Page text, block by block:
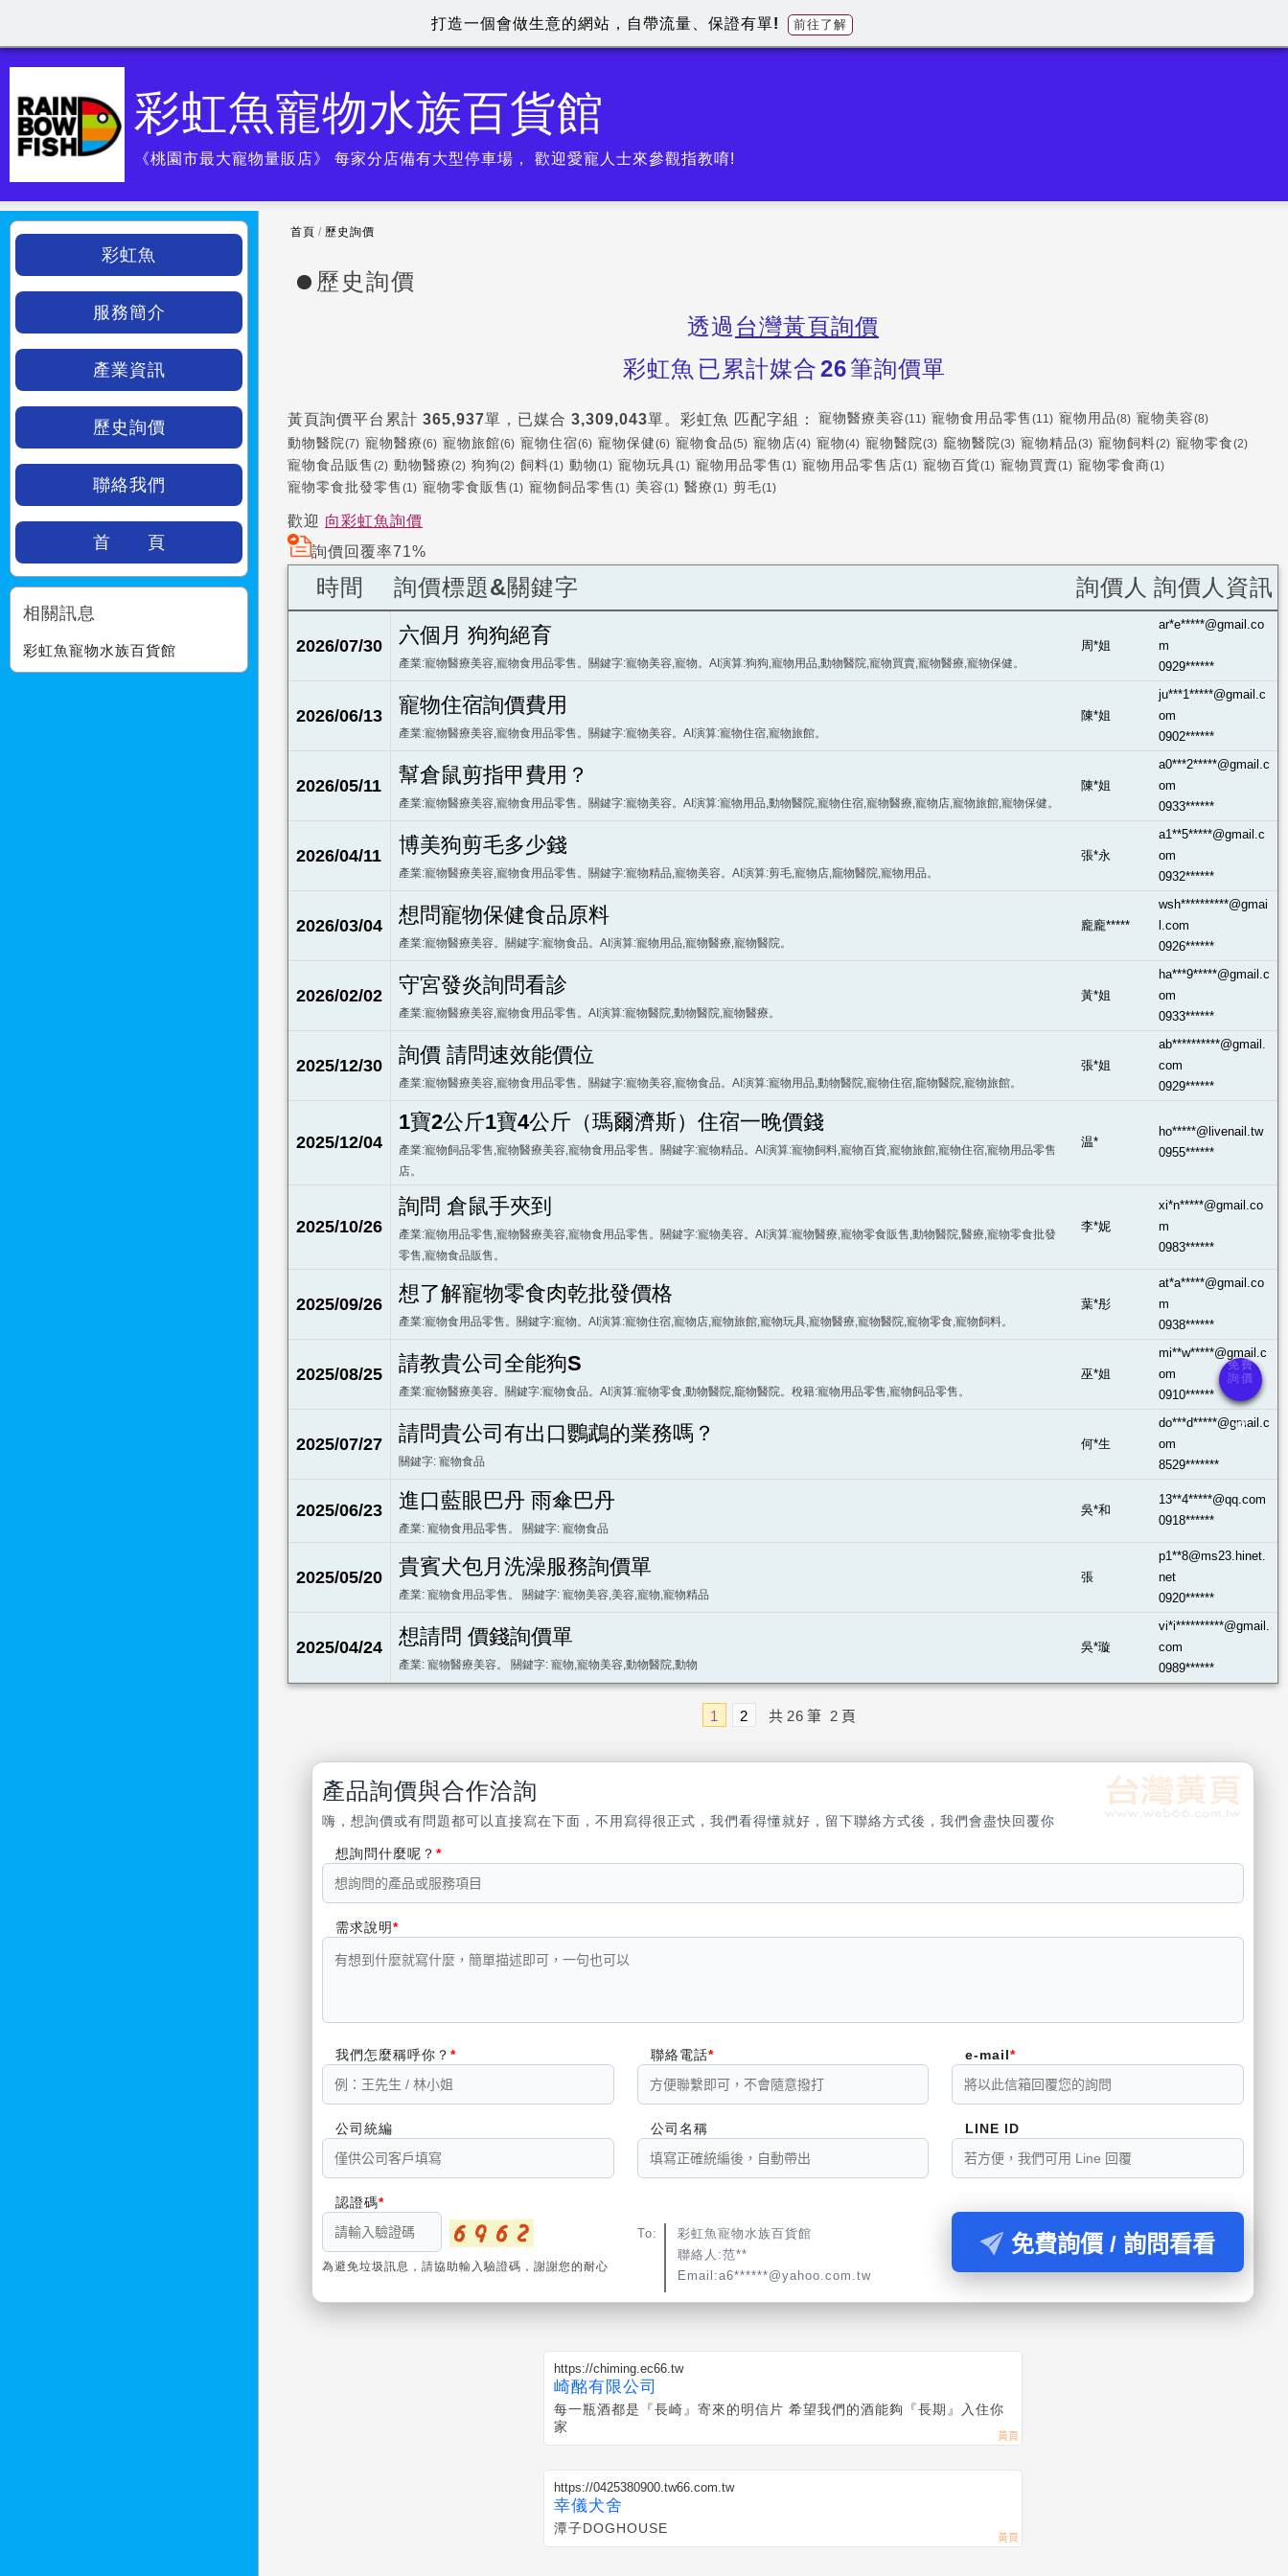
彩虹魚寵物水族百貨館
《桃園市最大寵物量販店》 每家分店備有大型停車場， 歡迎愛寵人士來參觀指教唷!
首頁 / 歷史詢價
歷史詢價
透過 台灣黃頁詢價
彩虹魚 已累計媒合26筆詢價單
黃頁詢價平台累計 365,937單，已媒合 3,309,043單。 彩虹魚 匹配字組： 寵物醫療美容(11) 寵物食用品零售 (11) 寵物用品(8) 寵物美容(8)
動物醫院(7) 寵物醫療(6) 寵物旅館(6) 寵物住宿(6) 寵物保健(6) 寵物食品(5) 寵物店(4) 寵物(4) 寵物醫院(3) 竉物醫院(3) 寵物精品(3) 寵物飼料(2) 寵物零食(2)
寵物食品販售 (2) 動物醫療(2) 狗狗(2) 飼料(1) 動物(1) 寵物玩具(1) 寵物用品零售 (1) 寵物用品零售店(1) 寵物百貨(1) 寵物買賣(1) 寵物零食商(1)
寵物零食批發零售 (1) 寵物零食販售 (1) 寵物飼品零售 (1) 美容(1) 醫療(1) 剪毛(1)
歡迎 向彩虹魚詢價
詢價回覆率71%
時間 詢價標題&關鍵字 詢價人 詢價人資訊
2026/07/30 六個月 狗狗絕育
產業:寵物醫療美容,寵物食用品零售。關鍵字:寵物美容,寵物。AI演算:狗狗,寵物用品,動物醫院,寵物買賣,寵物醫療,寵物保健。
周*姐
ar*e*****@gmail.co
m
0929******
2026/06/13 寵物住宿詢價費用
產業:寵物醫療美容,寵物食用品零售。關鍵字:寵物美容。AI演算:寵物住宿,寵物旅館。
陳*姐
ju***1*****@gmail.c
om
0902******
2026/05/11 幫倉鼠剪指甲費用？
產業:寵物醫療美容,寵物食用品零售。關鍵字:寵物美容。AI演算:寵物用品,動物醫院,寵物住宿,寵物醫療,寵物店,寵物旅館,寵物保健。
陳*姐
a0***2*****@gmail.c
om
0933******
2026/04/11 博美狗剪毛多少錢
產業:寵物醫療美容,寵物食用品零售。關鍵字:寵物精品,寵物美容。AI演算:剪毛,寵物店,竉物醫院,寵物用品。
張*永
a1**5*****@gmail.c
om
0932******
2026/03/04 想問寵物保健食品原料
產業:寵物醫療美容。關鍵字:寵物食品。AI演算:寵物用品,寵物醫療,寵物醫院。
龐龐*****
wsh**********@gmai
l.com
0926******
2026/02/02 守宮發炎詢問看診
產業:寵物醫療美容,寵物食用品零售。AI演算:寵物醫院,動物醫院,寵物醫療。
黃*姐
ha***9*****@gmail.c
om
0933******
2025/12/30 詢價 請問速效能價位
產業:寵物醫療美容,寵物食用品零售。關鍵字:寵物美容,寵物食品。AI演算:寵物用品,動物醫院,寵物住宿,竉物醫院,寵物旅館。
張*姐
ab**********@gmail.
com
0929******
2025/12/04
1寶2公斤1寶4公斤（瑪爾濟斯）住宿一晚價錢
產業:寵物飼品零售,寵物醫療美容,寵物食用品零售。關鍵字:寵物精品。AI演算:寵物飼料,寵物百貨,寵物旅館,寵物住宿,寵物用品零售
店。
温*
ho*****@livenail.tw
0955******
2025/10/26
詢問 倉鼠手夾到
產業:寵物用品零售,寵物醫療美容,寵物食用品零售。關鍵字:寵物美容。AI演算:寵物醫療,寵物零食販售,動物醫院,醫療,寵物零食批發
零售,寵物食品販售。
李*妮
xi*n*****@gmail.co
m
0983******
2025/09/26 想了解寵物零食肉乾批發價格
產業:寵物食用品零售。關鍵字:寵物。AI演算:寵物住宿,寵物店,寵物旅館,寵物玩具,寵物醫療,寵物醫院,寵物零食,寵物飼料。
葉*彤
at*a*****@gmail.co
m
0938******
2025/08/25 請教貴公司全能狗S
產業:寵物醫療美容。關鍵字:寵物食品。AI演算:寵物零食,動物醫院,竉物醫院。稅籍:寵物用品零售,寵物飼品零售。
巫*姐
mi**w*****@gmail.c
om
0910******
2025/07/27 請問貴公司有出口鸚鵡的業務嗎？
關鍵字: 寵物食品
何*生
do***d*****@gmail.c
om
8529*******
2025/06/23 進口藍眼巴丹 雨傘巴丹
產業: 寵物食用品零售。 關鍵字: 寵物食品
吳*和
13**4*****@qq.com
0918******
2025/05/20 貴賓犬包月洗澡服務詢價單
產業: 寵物食用品零售。 關鍵字: 寵物美容,美容,寵物,寵物精品
張
p1**8@ms23.hinet.
net
0920******
2025/04/24 想請問 價錢詢價單
產業: 寵物醫療美容。 關鍵字: 寵物,寵物美容,動物醫院,動物
吳*璇
vi*i**********@gmail.
com
0989******
1 2 共 26 筆 2 頁
產品詢價與合作洽詢
嗨，想詢價或有問題都可以直接寫在下面，不用寫得很正式，我們看得懂就好，留下聯絡方式後，我們會盡快回覆你
想詢問什麼呢？
需求說明
我們怎麼稱呼你？ 聯絡電話 e-mail
公司統編 公司名稱 LINE ID
認證碼
為避免垃圾訊息，請協助輸入驗證碼，謝謝您的耐心
To:
彩虹魚寵物水族百貨館
聯絡人:范**
Email:a6******@yahoo.com.tw
免費詢價 / 詢問看看
https://chiming.ec66.tw
崎酩有限公司
每一瓶酒都是『長崎』寄來的明信片 希望我們的酒能夠『長期』入住你
家
https://0425380900.tw66.com.tw
幸儀犬舍
潭子DOGHOUSE
彩虹魚
服務簡介
產業資訊
歷史詢價
聯絡我們
首 頁
相關訊息
彩虹魚寵物水族百貨館
打造一個會做生意的網站，自帶流量、保證有單! 前往了解